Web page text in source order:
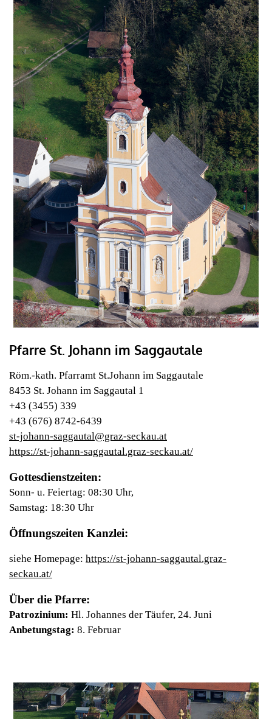
Pfarre St. Johann im Saggautale
Röm.-kath. Pfarramt St.Johann im Saggautale
8453 St. Johann im Saggautal 1
+43 (3455) 339
+43 (676) 8742-6439
st-johann-saggautal@graz-seckau.at
https://st-johann-saggautal.graz-seckau.at/
Gottesdienstzeiten:
Sonn- u. Feiertag: 08:30 Uhr,
Samstag: 18:30 Uhr
Öffnungszeiten Kanzlei:
siehe Homepage: https://st-johann-saggautal.graz-
seckau.at/
Über die Pfarre:
Patrozinium: Hl. Johannes der Täufer, 24. Juni
Anbetungstag: 8. Februar